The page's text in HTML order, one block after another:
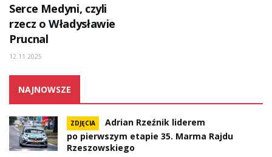
Serce Medyni, czyli
rzecz o Władysławie
Prucnal
12.11.2025
NAJNOWSZE
ZDJĘCIA
Adrian Rzeźnik liderem
po pierwszym etapie 35. Marma Rajdu
Rzeszowskiego